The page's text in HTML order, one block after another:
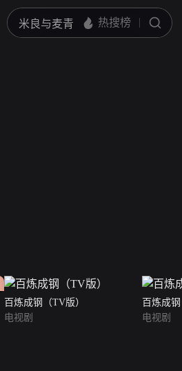
百炼成钢（TV版）
电视剧
百炼成钢
电视剧